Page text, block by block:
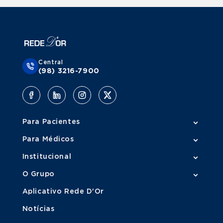
É recomendado procurar um especialista em Medicina
Reprodutiva quando o casal está tentando engravidar há
caso de mulheres com mais de 35 anos.
histórico de doenças ginecológicas, como endometriose
situações em que há alterações menstruais frequentes ou
ovulação.
Nos homens, sinais de alerta incluem alterações no sêmen
doenças testiculares. Além disso, mulheres que já
acompanhamento com um especialista.
Central
(98) 3216-7900
Para Pacientes
Para Médicos
Institucional
O Grupo
Aplicativo Rede D'Or
Notícias